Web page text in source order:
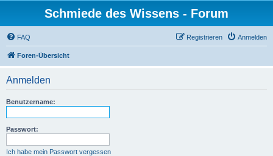
Schmiede des Wissens - Forum
FAQ Anmelden
Registrieren
Foren-Übersicht
Anmelden
Benutzername:
Passwort:
Ich habe mein Passwort vergessen